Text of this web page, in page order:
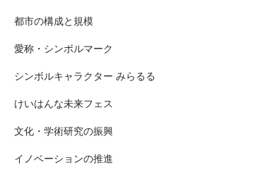
都市の構成と規模
愛称・シンボルマーク
シンボルキャラクター みらるる
けいはんな未来フェス
文化・学術研究の振興
イノベーションの推進